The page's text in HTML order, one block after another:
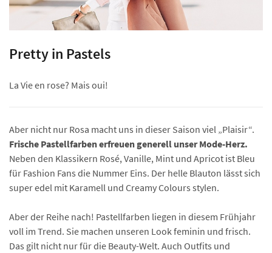
Pretty in Pastels
La Vie en rose? Mais oui!
Aber nicht nur Rosa macht uns in dieser Saison viel „Plaisir“.
Frische Pastellfarben erfreuen generell unser Mode-Herz.
Neben den Klassikern Rosé, Vanille, Mint und Apricot ist Bleu
für Fashion Fans die Nummer Eins. Der helle Blauton lässt sich
super edel mit Karamell und Creamy Colours stylen.
Aber der Reihe nach! Pastellfarben liegen in diesem Frühjahr
voll im Trend. Sie machen unseren Look feminin und frisch.
Das gilt nicht nur für die Beauty-Welt. Auch Outfits und